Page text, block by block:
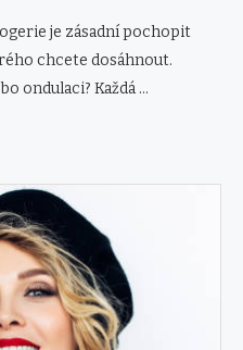
je zásadní pochopit
chcete dosáhnout.
ondulaci? Každá …